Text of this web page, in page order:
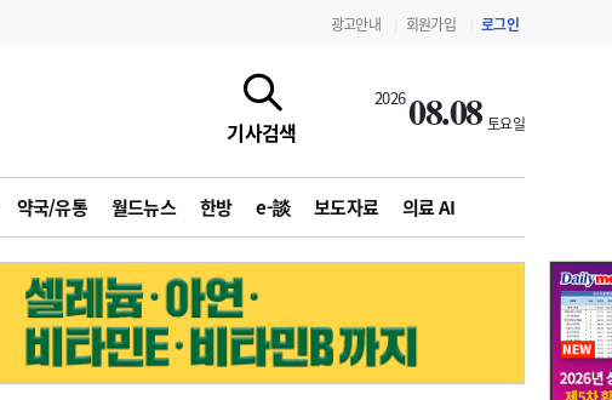
광고안내 회원가입 로그인
기사검색
202608.08 토요일
약국/유통 월드뉴스 한방 e-談 보도자료 의료 AI